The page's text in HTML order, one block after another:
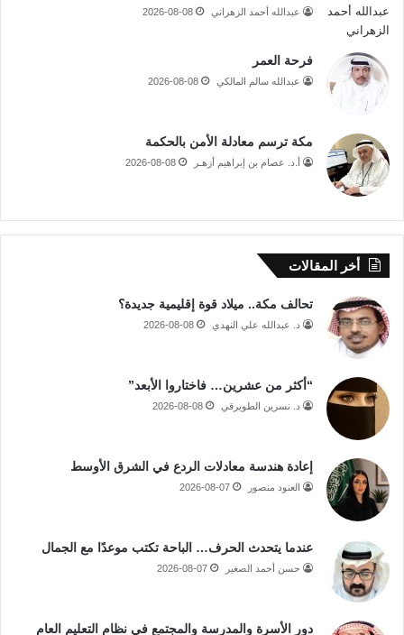
عبدالله أحمد الزهراني 2026-08-08
فرحة العمر
عبدالله سالم المالكي 2026-08-08
مكة ترسم معادلة الأمن بالحكمة
أ.د. عصام بن إبراهيم أزهـر 2026-08-08
أخر المقالات
تحالف مكة.. ميلاد قوة إقليمية جديدة؟
د. عبدالله علي النهدي 2026-08-08
“أكثر من عشرين… فاختاروا الأبعد”
د. نسرين الطويرقي 2026-08-08
إعادة هندسة معادلات الردع في الشرق الأوسط
العنود منصور 2026-08-07
عندما يتحدث الحرف… الباحة تكتب موعدًا مع الجمال
حسن أحمد الصغير 2026-08-07
دور الأسرة والمدرسة والمجتمع في نظام التعليم العام